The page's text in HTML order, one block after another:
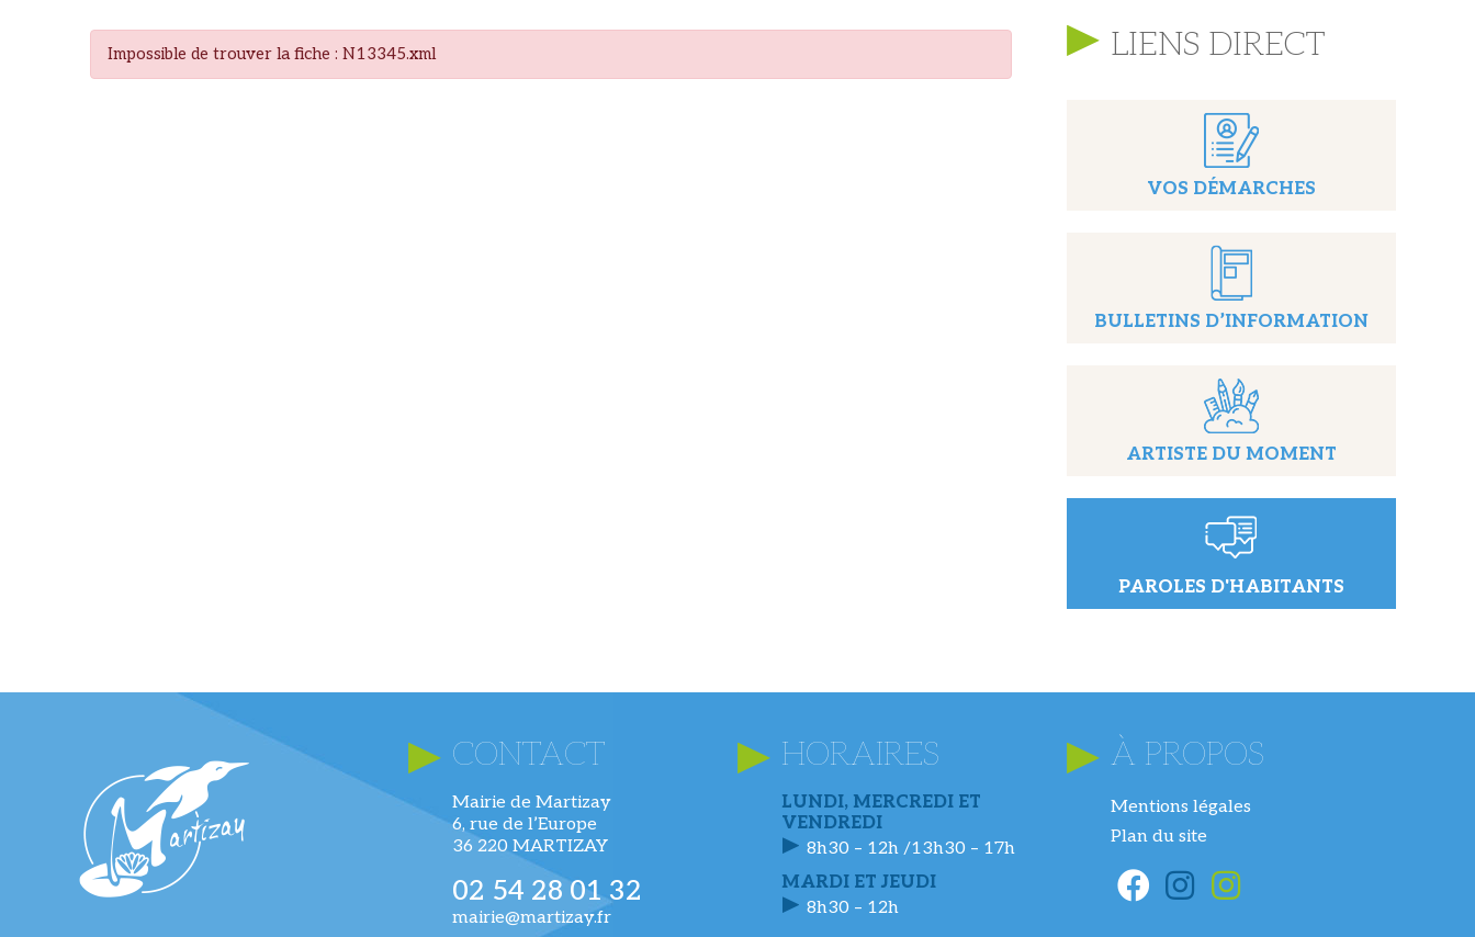
Impossible de trouver la fiche : N13345.xml LIENS DIRECT
VOS DÉMARCHES
BULLETINS D’INFORMATION
ARTISTE DU MOMENT
PAROLES D'HABITANTS
CONTACT
Mairie de Martizay
6, rue de l’Europe
36 220 MARTIZAY
02 54 28 01 32
mairie@martizay.fr
HORAIRES
LUNDI, MERCREDI ET
VENDREDI
8h30 – 12h /13h30 – 17h
MARDI ET JEUDI
8h30 – 12h
À PROPOS
Mentions légales
Plan du site